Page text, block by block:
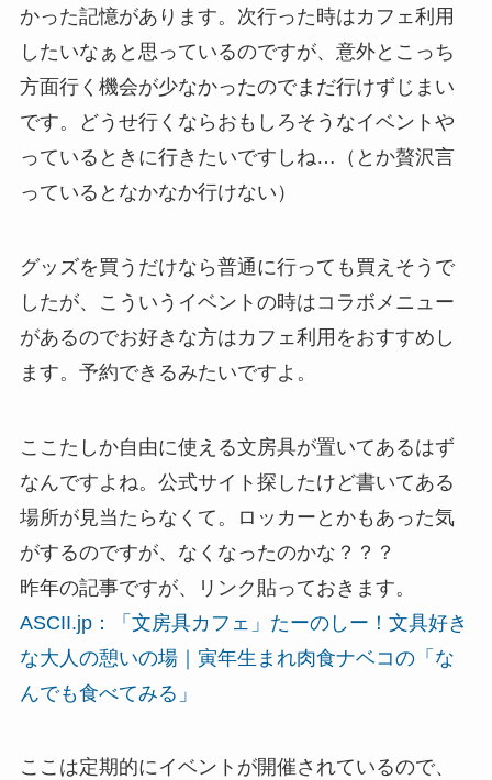
かった記憶があります。次行った時はカフェ利用
したいなぁと思っているのですが、意外とこっち
方面行く機会が少なかったのでまだ行けずじまい
です。どうせ行くならおもしろそうなイベントや
っているときに行きたいですしね…（とか贅沢言
っているとなかなか行けない）
グッズを買うだけなら普通に行っても買えそうで
したが、こういうイベントの時はコラボメニュー
があるのでお好きな方はカフェ利用をおすすめし
ます。予約できるみたいですよ。
ここたしか自由に使える文房具が置いてあるはず
なんですよね。公式サイト探したけど書いてある
場所が見当たらなくて。ロッカーとかもあった気
がするのですが、なくなったのかな？？？
昨年の記事ですが、リンク貼っておきます。
ASCII.jp：「文房具カフェ」たーのしー！文具好き
な大人の憩いの場｜寅年生まれ肉食ナベコの「な
んでも食べてみる」
ここは定期的にイベントが開催されているので、